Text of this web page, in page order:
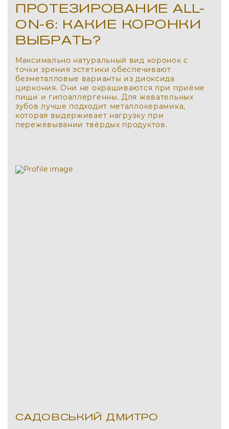
ПРОТЕЗИРОВАНИЕ ALL-
ON-6: КАКИЕ КОРОНКИ
ВЫБРАТЬ?
Максимально натуральный вид коронок с
точки зрения эстетики обеспечивают
безметалловые варианты из диоксида
циркония. Они не окрашиваются при приёме
пищи и гипоаллергенны. Для жевательных
зубов лучше подходит металлокерамика,
которая выдерживает нагрузку при
пережёвывании твёрдых продуктов.
САДОВСЬКИЙ ДМИТРО